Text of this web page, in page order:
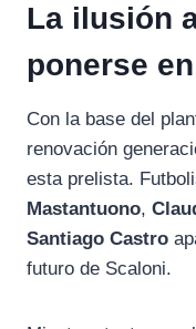
La ilusión
ponerse
Con la base del
renovación
esta prelista.
Mastantuono,
Santiago Castro
futuro de Scaloni.